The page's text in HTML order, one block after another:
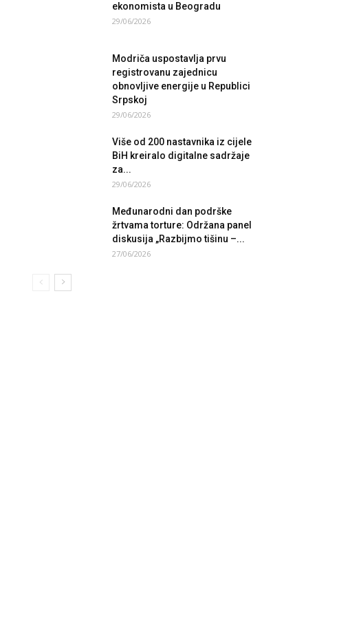
ekonomista u Beogradu
29/06/2026
Modriča uspostavlja prvu
registrovanu zajednicu
obnovljive energije u Republici
Srpskoj
29/06/2026
Više od 200 nastavnika iz cijele
BiH kreiralo digitalne sadržaje
za...
29/06/2026
Međunarodni dan podrške
žrtvama torture: Održana panel
diskusija „Razbijmo tišinu –...
27/06/2026